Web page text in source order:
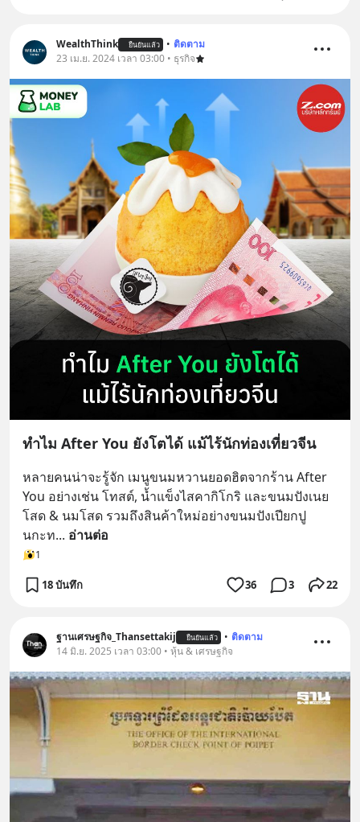
WealthThink ยืนยันแล้ว • ติดตาม
23 เม.ย. 2024 เวลา 03:00 • ธุรกิจ
ทำไม After You ยังโตได้ แม้ไร้นักท่องเที่ยวจีน
หลายคนน่าจะรู้จัก เมนูขนมหวานยอดฮิตจากร้าน After
You อย่างเช่น โทสต์, น้ำแข็งไสคากิโกริ และขนมปังเนย
โสด & นมโสด รวมถึงสินค้าใหม่อย่างขนมปังเปียกปู
นกะท... อ่านต่อ
1
18 บันทึก 36 3 22
ฐานเศรษฐกิจ_Thansettakij ยืนยันแล้ว • ติดตาม
14 มิ.ย. 2025 เวลา 03:00 • หุ้น & เศรษฐกิจ